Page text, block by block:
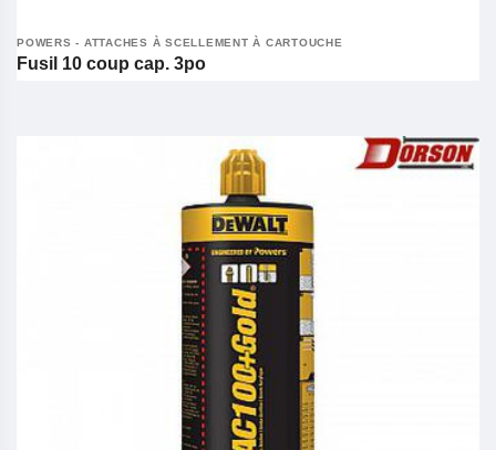
POWERS - ATTACHES À SCELLEMENT À CARTOUCHE
Fusil 10 coup cap. 3po